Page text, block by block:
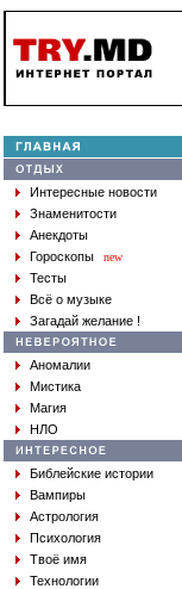
Интересные новости
Знаменитости
Анекдоты
Гороскопы
new
Тесты
Всё о музыке
Загадай желание !
Аномалии
Мистика
Магия
НЛО
Библейские истории
Вампиры
Астрология
Психология
Твоё имя
Технологии